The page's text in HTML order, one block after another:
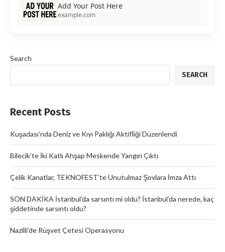
Add Your Post Here
example.com
Search
SEARCH
Recent Posts
Kuşadası’nda Deniz ve Kıyı Paklığı Aktifliği Düzenlendi
Bilecik’te İki Katlı Ahşap Meskende Yangın Çıktı
Çelik Kanatlar, TEKNOFEST’te Unutulmaz Şovlara İmza Attı
SON DAKİKA İstanbul’da sarsıntı mi oldu? İstanbul’da nerede, kaç
şiddetinde sarsıntı oldu?
Nazilli’de Rüşvet Çetesi Operasyonu